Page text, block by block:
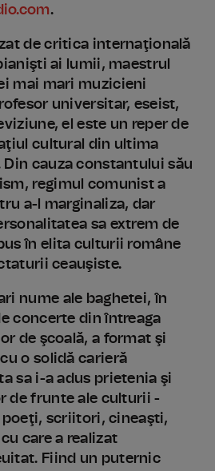
.
de critica internaţională
ai lumii, maestrul
mai mari muzicieni
universitar, eseist,
el este un reper de
cultural din ultima
Din cauza constantului său
regimul comunist a
a-l marginaliza, dar
sa extrem de
în elita culturii române
ceauşiste.
nume ale baghetei, în
concerte din întreaga
de şcoală, a format şi
o solidă carieră
sa i-a adus prietenia şi
de frunte ale culturii -
scriitori, cineaşti,
care a realizat
Fiind un puternic